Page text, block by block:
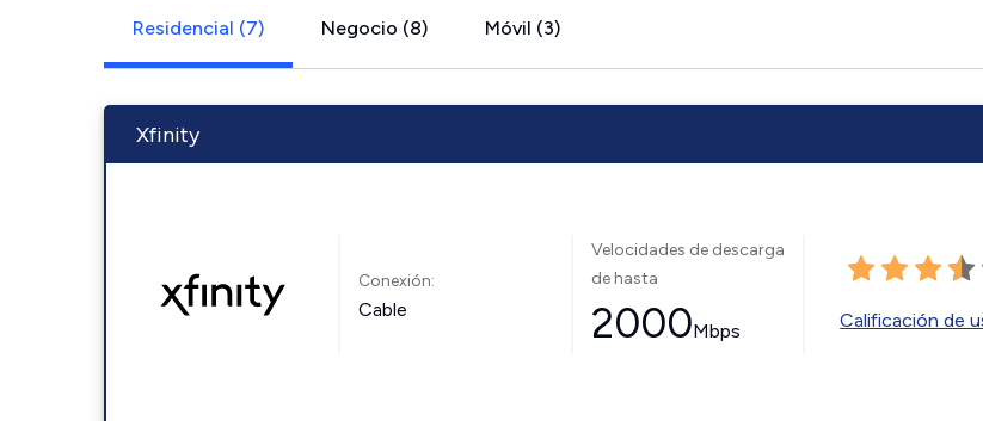
Residencial (7) Negocio (8) Móvil (3)
Xfinity
Conexión:
Cable
Velocidades de descarga
de hasta
2000Mbps Calificación de